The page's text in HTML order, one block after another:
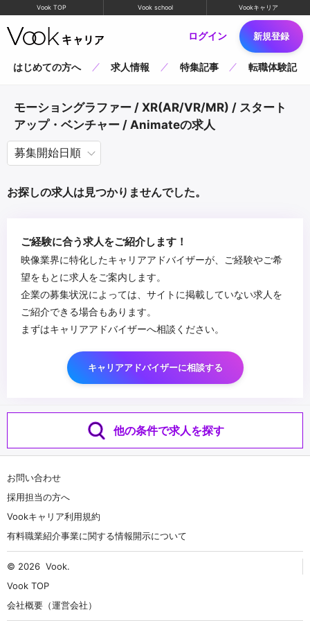
Vook TOP Vook school Vookキャリア
ログイン 新規登録
はじめての方へ 求人情報 特集記事 転職体験記
モーショングラファー / XR(AR/VR/MR) / スタート
アップ・ベンチャー / Animateの求人
お探しの求人は見つかりませんでした。
ご経験に合う求人をご紹介します！
映像業界に特化したキャリアアドバイザーが、ご経験やご希
望をもとに求人をご案内します。
企業の募集状況によっては、サイトに掲載していない求人を
ご紹介できる場合もあります。
まずはキャリアアドバイザーへ相談ください。
キャリアアドバイザーに相談する
他の条件で求人を探す
お問い合わせ
採用担当の方へ
Vookキャリア利用規約
有料職業紹介事業に関する情報開示について
© 2026 Vook.
Vook TOP
会社概要（運営会社）